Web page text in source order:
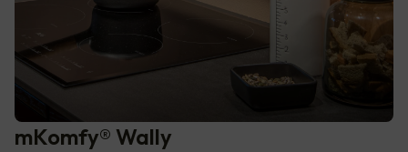
mKomfy® Wally